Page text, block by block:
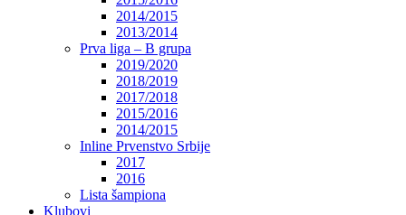
2014/2015
2013/2014
Prva liga – B grupa
2019/2020
2018/2019
2017/2018
2015/2016
2014/2015
Inline Prvenstvo Srbije
2017
2016
Lista šampiona
Klubovi